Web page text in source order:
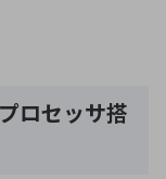
ロセッサ搭